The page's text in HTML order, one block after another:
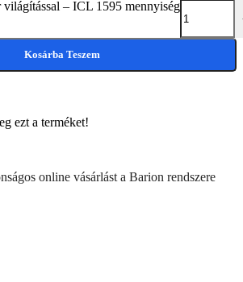
– ICL 1595 mennyiség
Kosárba Teszem
ezt a terméket!
online vásárlást a Barion rendszere